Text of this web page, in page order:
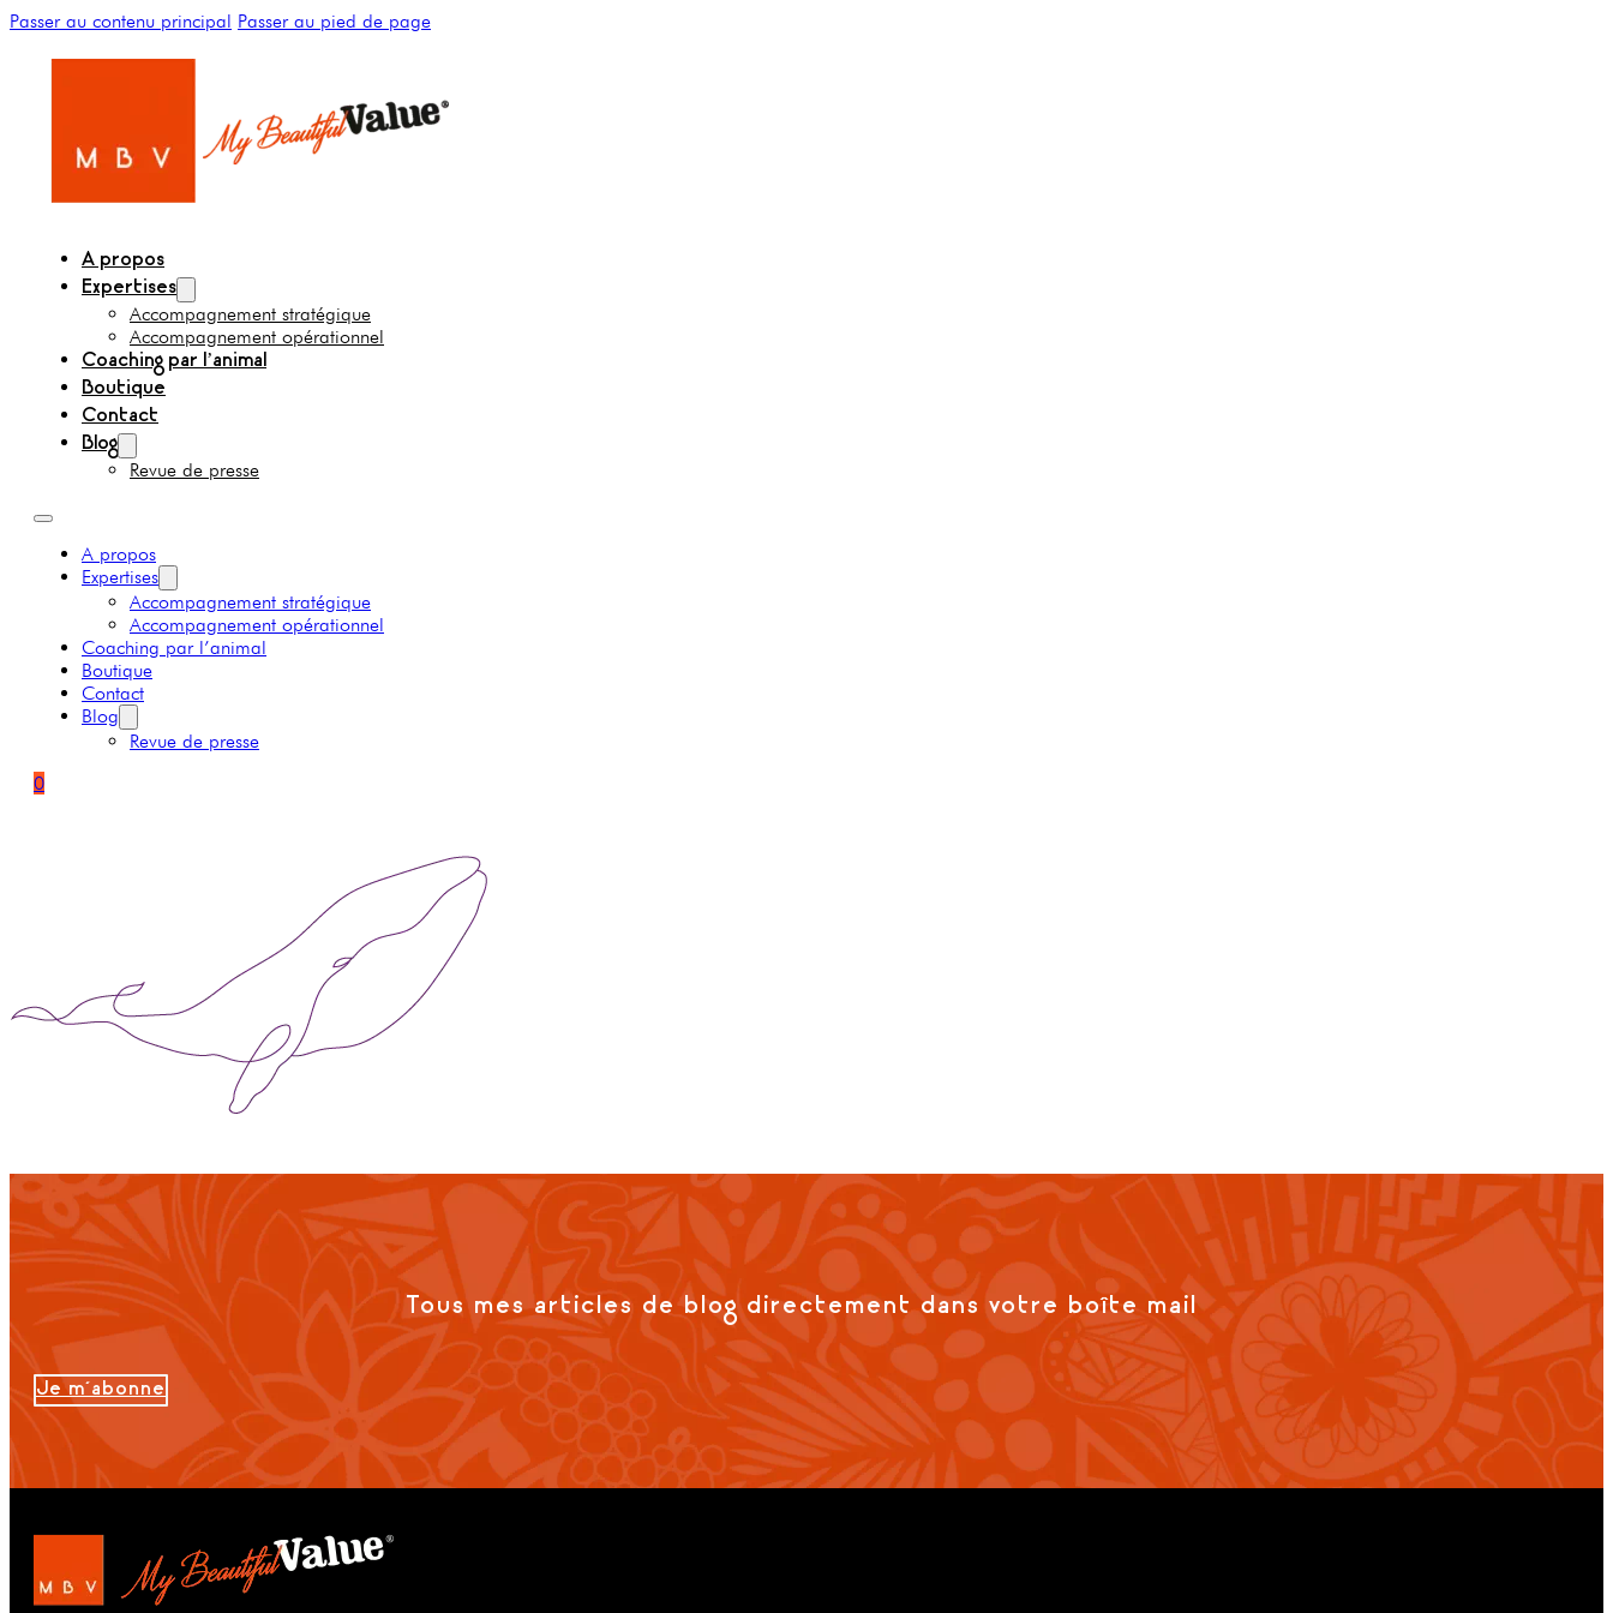
Passer au contenu principal Passer au pied de page
A propos
Expertises
Accompagnement stratégique
Accompagnement opérationnel
Coaching par l’animal
Boutique
Contact
Blog
Revue de presse
A propos
Expertises
Accompagnement stratégique
Accompagnement opérationnel
Coaching par l’animal
Boutique
Contact
Blog
Revue de presse
0
Tous mes articles de blog directement dans votre boîte mail
Je m'abonne